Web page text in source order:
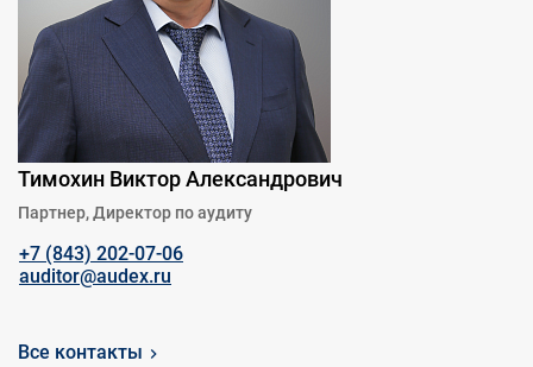
Тимохин Виктор Александрович
Партнер, Директор по аудиту
+7 (843) 202-07-06
auditor@audex.ru
Все контакты